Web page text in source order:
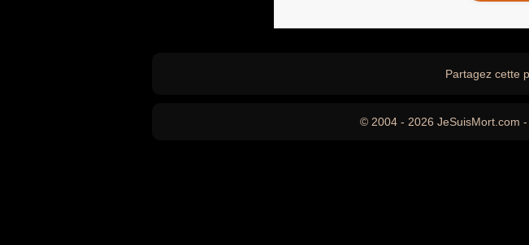
Partagez cette
© 2004 - 2026 JeSuisMort.com -